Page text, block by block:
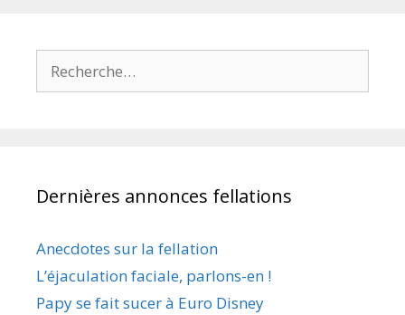
Dernières annonces fellations
Anecdotes sur la fellation
L’éjaculation faciale, parlons-en !
Papy se fait sucer à Euro Disney